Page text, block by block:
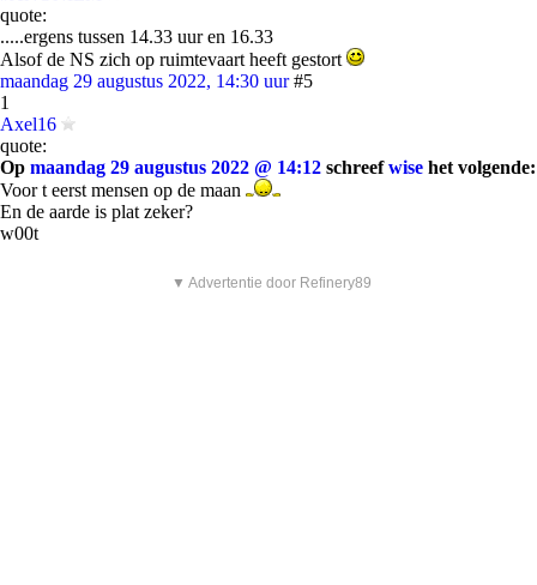
quote:
.....ergens tussen 14.33 uur en 16.33
Alsof de NS zich op ruimtevaart heeft gestort
maandag 29 augustus 2022, 14:30 uur #5
1
Axel16
quote:
Op maandag 29 augustus 2022 @ 14:12 schreefwise het volgende:
Voor t eerst mensen op de maan
En de aarde is plat zeker?
w00t
▼ Advertentie door Refinery89